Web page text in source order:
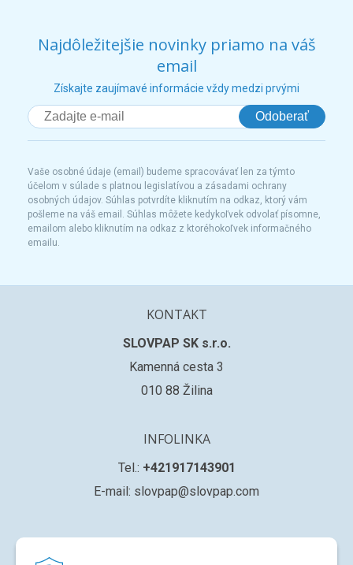
Najdôležitejšie novinky priamo na váš
email
Získajte zaujímavé informácie vždy medzi prvými
Odoberať
Vaše osobné údaje (email) budeme spracovávať len za týmto
účelom v súlade s platnou legislatívou a zásadami ochrany
osobných údajov. Súhlas potvrdíte kliknutím na odkaz, ktorý vám
pošleme na váš email. Súhlas môžete kedykoľvek odvolať písomne,
emailom alebo kliknutím na odkaz z ktoréhokoľvek informačného
emailu.
KONTAKT
SLOVPAP SK s.r.o.
Kamenná cesta 3
010 88 Žilina
INFOLINKA
Tel.: +421917143901
E-mail: slovpap@slovpap.com